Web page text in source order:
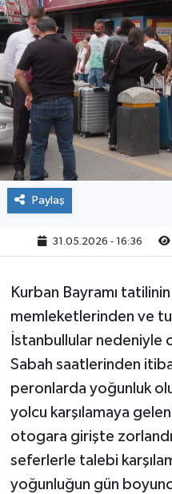
Paylaş
31.05.2026 - 16:36
Kurban Bayramı
memleketlerinden ve
İstanbullular nedeniyle
Sabah saatlerinden
peronlarda yoğunluk
yolcu karşılamaya
otogara girişte
seferlerle talebi
yoğunluğun gün